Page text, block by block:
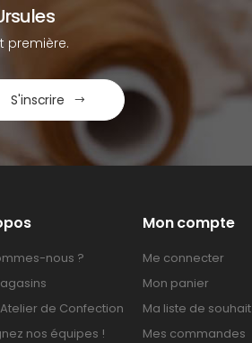
première.
S'inscrire
nous ?
de Confection
nos équipes !
Mon compte
Me connecter
Mon panier
Ma liste de souhait
Mes commandes